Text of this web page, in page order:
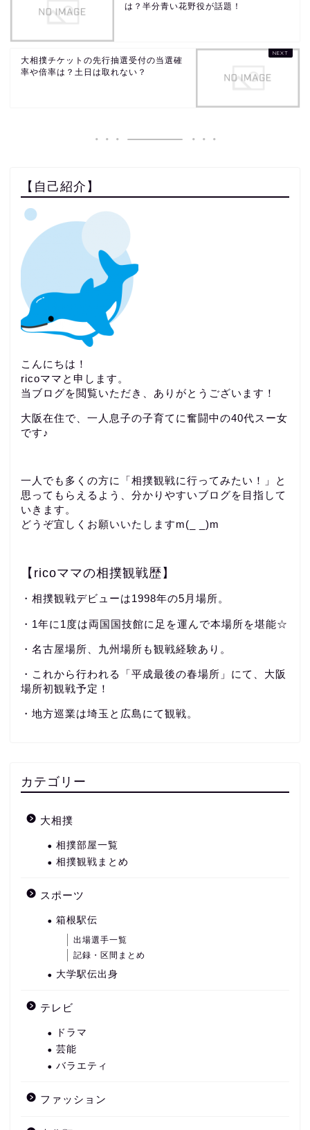
は？半分青い花野役が話題！
大相撲チケットの先行抽選受付の当選確
率や倍率は？土日は取れない？
【自己紹介】
こんにちは！
ricoママと申します。
当ブログを閲覧いただき、ありがとうございます！
大阪在住で、一人息子の子育てに奮闘中の40代スー女
です♪
一人でも多くの方に「相撲観戦に行ってみたい！」と
思ってもらえるよう、分かりやすいブログを目指して
いきます。
どうぞ宜しくお願いいたしますm(_ _)m
【ricoママの相撲観戦歴】
・相撲観戦デビューは1998年の5月場所。
・1年に1度は両国国技館に足を運んで本場所を堪能☆
・名古屋場所、九州場所も観戦経験あり。
・これから行われる「平成最後の春場所」にて、大阪
場所初観戦予定！
・地方巡業は埼玉と広島にて観戦。
カテゴリー
大相撲
相撲部屋一覧
相撲観戦まとめ
スポーツ
箱根駅伝
出場選手一覧
記録・区間まとめ
大学駅伝出身
テレビ
ドラマ
芸能
バラエティ
ファッション